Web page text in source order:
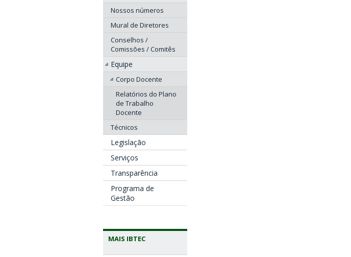
Nossos números
Mural de Diretores
Conselhos /
Comissões / Comitês
Equipe
Corpo Docente
Relatórios do Plano
de Trabalho
Docente
Técnicos
Legislação
Serviços
Transparência
Programa de
Gestão
MAIS IBTEC